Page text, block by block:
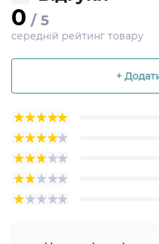
0 / 5
середній рейтинг товару
+